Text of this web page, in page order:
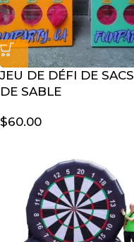
JEU DE DÉFI DE SACS
DE SABLE
$60.00